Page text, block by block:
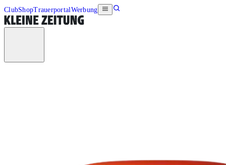
ClubShopTrauerportalWerbung